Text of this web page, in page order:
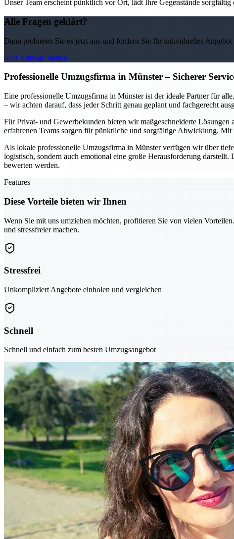
Unser Team erscheint pünktlich vor Ort, lädt Ihre Gegenstände
Alle Fragen geklärt?
Dann probieren Sie es jetzt aus und fordern Sie Ihr individuelles
Jetzt Anfrage starten
Professionelle Umzugsfirma in Münster – Sicherer
Eine professionelle Umzugsfirma in Münster ist der ideale Partner für
– wir achten darauf, dass jeder Schritt genau geplant und fachgerecht
Für Privat- und Gewerbekunden bieten wir maßgeschneiderte
erfahrenen Teams sorgen für pünktliche und sorgfältige Abwicklung.
Als lokale professionelle Umzugsfirma in Münster verfügen wir über
logistisch, sondern auch emotional eine große Herausforderung
bewerten werden.
Features
Diese Vorteile bieten wir Ihnen
Wenn Sie mit uns umziehen möchten, profitieren Sie von vielen
und stressfreier machen.
Stressfrei
Unkompliziert Angebote einholen und vergleichen
Schnell
Schnell und einfach zum besten Umzugsangebot